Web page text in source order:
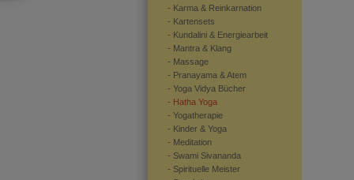
- Karma & Reinkarnation
- Kartensets
- Kundalini & Energiearbeit
- Mantra & Klang
- Massage
- Pranayama & Atem
- Yoga Vidya Bücher
- Hatha Yoga
- Yogatherapie
- Kinder & Yoga
- Meditation
- Swami Sivananda
- Spirituelle Meister